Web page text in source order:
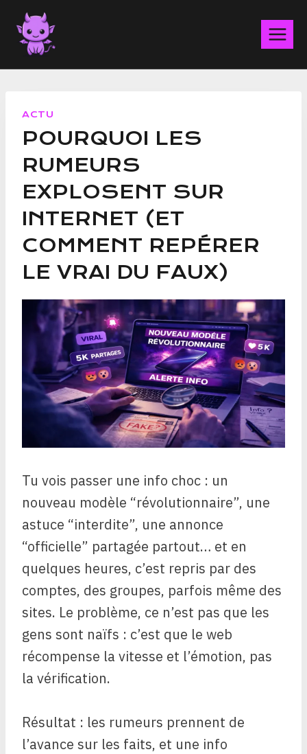
Aller
contenu
ACTU
POURQUOI LES
RUMEURS
EXPLOSENT SUR
INTERNET (ET
COMMENT REPÉRER
LE VRAI DU FAUX)
Tu vois passer une info choc : un
nouveau modèle “révolutionnaire”, une
astuce “interdite”, une annonce
“officielle” partagée partout… et en
quelques heures, c’est repris par des
comptes, des groupes, parfois même des
sites. Le problème, ce n’est pas que les
gens sont naïfs : c’est que le web
récompense la vitesse et l’émotion, pas
la vérification.
Résultat : les rumeurs prennent de
l’avance sur les faits, et une info